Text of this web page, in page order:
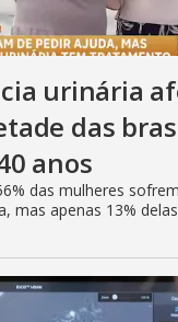
urinária
das
anos
das mulheres
mas apenas 13%